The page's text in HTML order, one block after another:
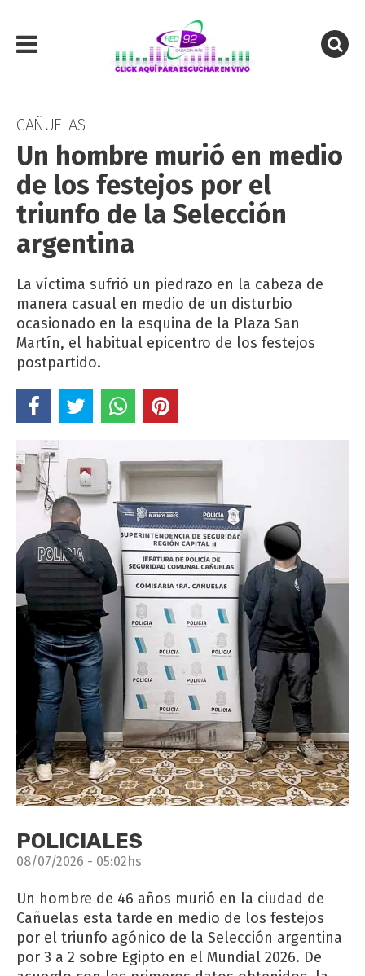
CAÑUELAS
Un hombre murió en medio
de los festejos por el
triunfo de la Selección
argentina
La víctima sufrió un piedrazo en la cabeza de
manera casual en medio de un disturbio
ocasionado en la esquina de la Plaza San
Martín, el habitual epicentro de los festejos
postpartido.
POLICIALES
08/07/2026 - 05:02hs
Un hombre de 46 años murió en la ciudad de
Cañuelas esta tarde en medio de los festejos
por el triunfo agónico de la Selección argentina
por 3 a 2 sobre Egipto en el Mundial 2026. De